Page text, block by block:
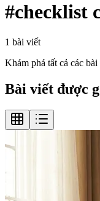
#checklist
1 bài viết
Khám phá tất cả các
Bài viết được